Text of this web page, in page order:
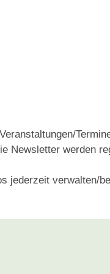
Newsletter werden
jederzeit verwalten/